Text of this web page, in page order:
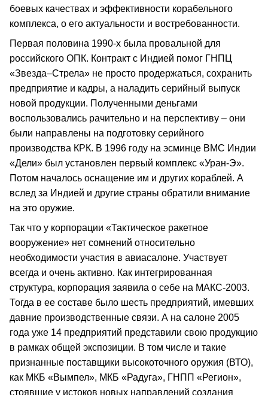
боевых качествах и эффективности корабельного
комплекса, о его актуальности и востребованности.
Первая половина 1990-х была провальной для
российского ОПК. Контракт с Индией помог ГНПЦ
«Звезда–Стрела» не просто продержаться, сохранить
предприятие и кадры, а наладить серийный выпуск
новой продукции. Полученными деньгами
воспользовались рачительно и на перспективу – они
были направлены на подготовку серийного
производства КРК. В 1996 году на эсминце ВМС Индии
«Дели» был установлен первый комплекс «Уран-Э».
Потом началось оснащение им и других кораблей. А
вслед за Индией и другие страны обратили внимание
на это оружие.
Так что у корпорации «Тактическое ракетное
вооружение» нет сомнений относительно
необходимости участия в авиасалоне. Участвует
всегда и очень активно. Как интегрированная
структура, корпорация заявила о себе на МАКС-2003.
Тогда в ее составе было шесть предприятий, имевших
давние производственные связи. А на салоне 2005
года уже 14 предприятий представили свою продукцию
в рамках общей экспозиции. В том числе и такие
признанные поставщики высокоточного оружия (ВТО),
как МКБ «Вымпел», МКБ «Радуга», ГНПП «Регион»,
стоявшие у истоков новых направлений создания